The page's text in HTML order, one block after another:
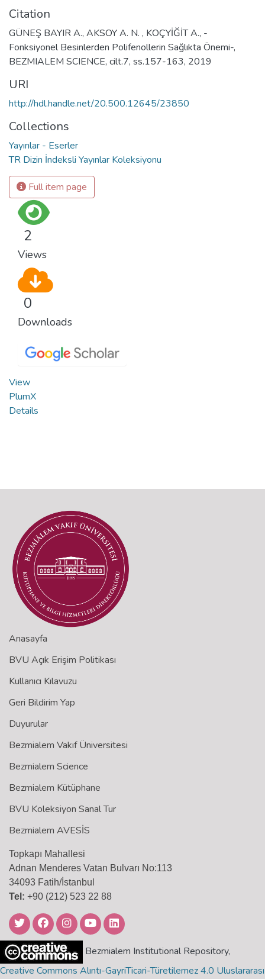
Citation
GÜNEŞ BAYIR A., AKSOY A. N. , KOÇYİĞİT A., -
Fonksiyonel Besinlerden Polifenollerin Sağlıkta Önemi-,
BEZMIALEM SCIENCE, cilt.7, ss.157-163, 2019
URI
http://hdl.handle.net/20.500.12645/23850
Collections
Yayınlar - Eserler
TR Dizin İndeksli Yayınlar Koleksiyonu
Full item page
2
Views
0
Downloads
View
PlumX
Details
Anasayfa
BVU Açık Erişim Politikası
Kullanıcı Kılavuzu
Geri Bildirim Yap
Duyurular
Bezmialem Vakıf Üniversitesi
Bezmialem Science
Bezmialem Kütüphane
BVU Koleksiyon Sanal Tur
Bezmialem AVESİS
Topkapı Mahallesi
Adnan Menderes Vatan Bulvarı No:113
34093 Fatih/İstanbul
Tel: +90 (212) 523 22 88
Bezmialem Institutional Repository,
Creative Commons Alıntı-GayriTicari-Türetilemez 4.0 Uluslararası